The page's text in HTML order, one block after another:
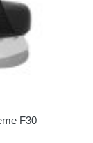
F30